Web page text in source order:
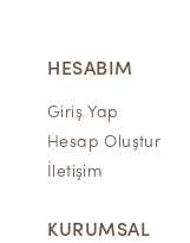
HESABIM
Giriş Yap
Hesap Oluştur
İletişim
KURUMSAL